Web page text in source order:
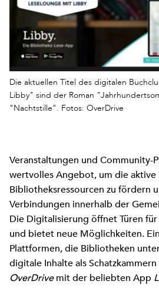
Die aktuellen Titel des digitalen
Libby" sind der Roman
"Nachtstille". Fotos: OverDrive
Veranstaltungen und Community-
wertvolles Angebot, um die
Bibliotheksressourcen zu fördern
Verbindungen innerhalb der
Die Digitalisierung öffnet Türen
und bietet neue Möglichkeiten.
Plattformen, die Bibliotheken
digitale Inhalte als
OverDrivemit der beliebten App